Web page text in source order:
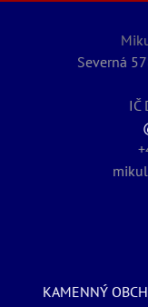
Severná
IČ
KAMENNÝ